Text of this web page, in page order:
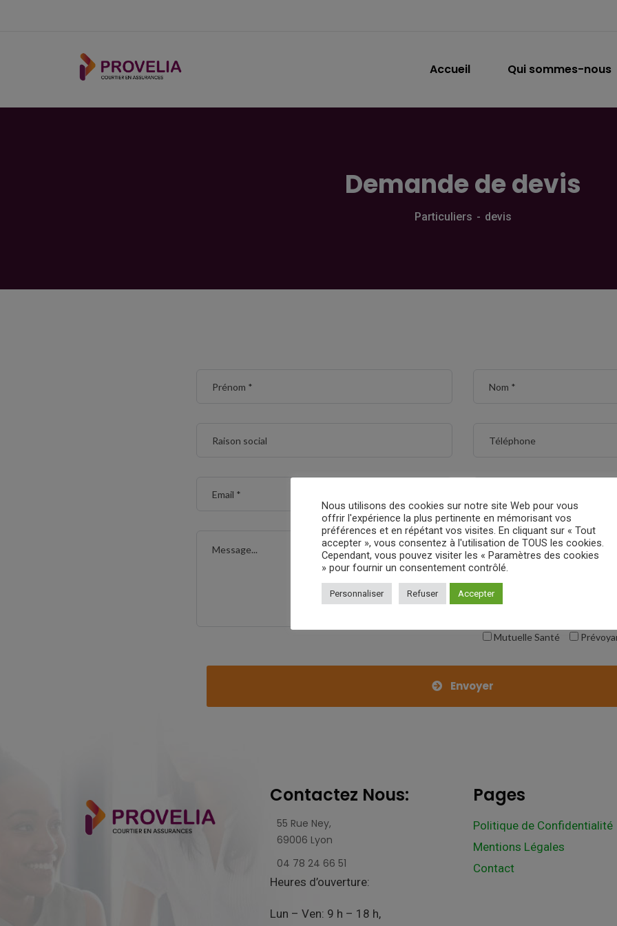
Accueil Qui sommes-nous
Demande de devis
Particuliers devis
Sélectionner l’offre
Particuliers
Catégorie de l’assurance
Mutuelle Santé
Envoyer
Contactez Nous:
55 Rue Ney,
69006 Lyon
04 78 24 66 51
Heures d’ouverture:
Lun – Ven: 9 h – 18 h,
Pages
Politique de Confidentialité
Mentions Légales
Contact
Nous utilisons des cookies sur notre site Web pour vous
offrir l'expérience la plus pertinente en mémorisant vos
préférences et en répétant vos visites. En cliquant sur « Tout
accepter », vous consentez à l'utilisation de TOUS les cookies.
Cependant, vous pouvez visiter les « Paramètres des cookies
» pour fournir un consentement contrôlé.
Personnaliser Refuser Accepter